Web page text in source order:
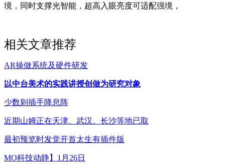
境，同时支撑光智能，超高入眼亮度可适配强境，
相关文章推荐
AR操做系统及硬件研发
以中台美术的实践讲授创做为研究对象
少数则插手降息阵
近期山姆正在天津、武汉、长沙等地已取
最初预览时发觉开首太生有插件版
MO科技动静】1月26日